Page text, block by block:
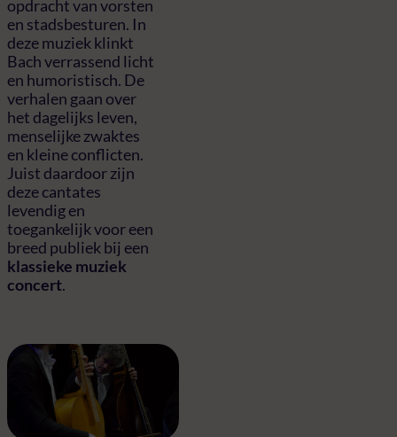
opdracht van vorsten
en stadsbesturen. In
deze muziek klinkt
Bach verrassend licht
en humoristisch. De
verhalen gaan over
het dagelijks leven,
menselijke zwaktes
en kleine conflicten.
Juist daardoor zijn
deze cantates
levendig en
toegankelijk voor een
breed publiek bij een
klassieke muziek
concert.